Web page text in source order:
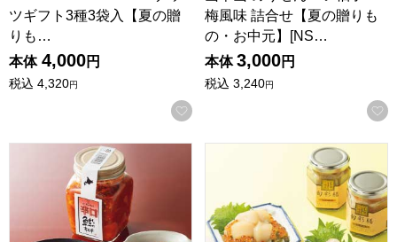
ツギフト3種3袋入【夏の贈
りも…
本体 4,000円
税込 4,320円
お気に入りに登録する
梅風味 詰合せ【夏の贈りも
の・お中元】[NS…
本体 3,000円
税込 3,240円
くにをの鮭キムチ 鮭3種セット【夏の贈りもの・お中元】
旬海堂 旬彩膳詰合せ【夏の